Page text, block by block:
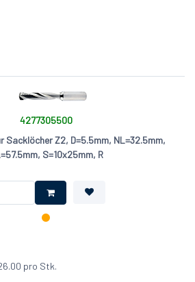
4277305500
Sacklöcher Z2, D=5.5mm, NL=32.5mm,
S=10x25mm, R
pro Stk.